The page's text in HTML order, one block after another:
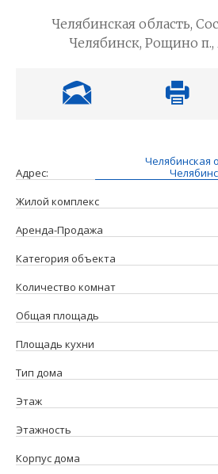
Челябинская область,
Челябинск, Рощино п.,
Адрес:
Челябинская
Жилой комплекс
Аренда-Продажа
Категория объекта
Количество комнат
Общая площадь
Площадь кухни
Тип дома
Этаж
Этажность
Корпус дома